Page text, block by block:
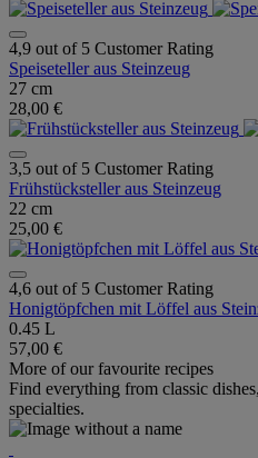
4,9 out of 5 Customer Rating
Speiseteller aus Steinzeug
27 cm
28,00 €
3,5 out of 5 Customer Rating
Frühstücksteller aus Steinzeug
22 cm
25,00 €
4,6 out of 5 Customer Rating
Honigtöpfchen mit Löffel aus
0.45 L
57,00 €
More of our favourite recipes
Find everything from classic
specialties.